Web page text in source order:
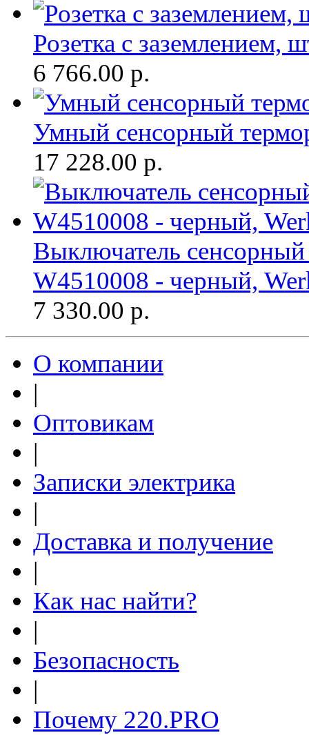
Розетка с
6 766.00 р.
Умный сенсорный
17 228.00 р.
Выключатель сенсорный
W4510008 - черный,
7 330.00 р.
О компании
|
Оптовикам
|
Записки электрика
|
Доставка и получение
|
Как нас найти?
|
Безопасность
|
Почему 220.PRO